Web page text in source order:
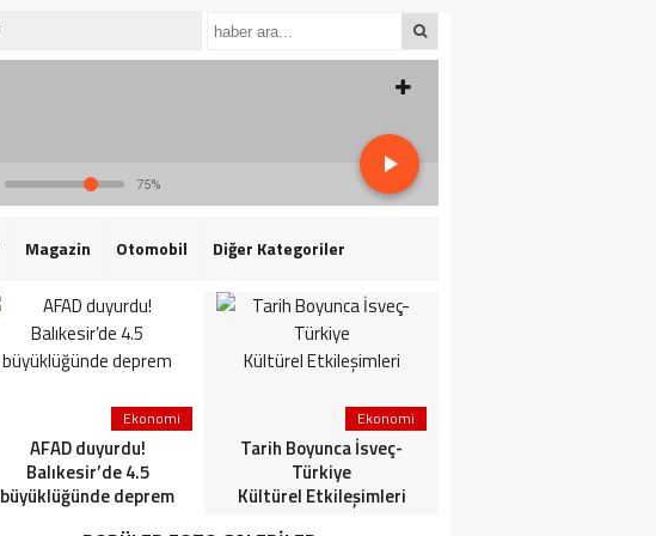
75%
Magazin Otomobil Diğer Kategoriler
Ekonomi
AFAD duyurdu!
Balıkesir’de 4.5
büyüklüğünde deprem
Ekonomi
Tarih Boyunca İsveç-
Türkiye
Kültürel Etkileşimleri